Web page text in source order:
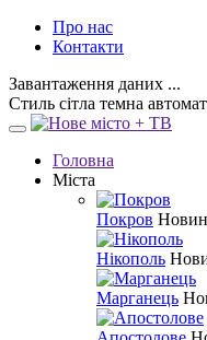
Про нас
Контакти
Завантаження даних ...
Стиль сітла темна
Головна
Міста
Покров
Нікополь
Марганець